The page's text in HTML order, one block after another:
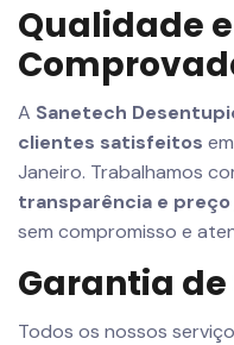
Qualidade
A Sanetech
clientes satisfeitos
Janeiro. Trabalhamos
transparência e
sem compromisso e
Garantia de
Todos os nossos